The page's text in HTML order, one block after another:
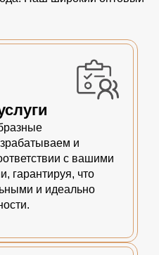
и
с вашими
гарантируя, что
и идеально